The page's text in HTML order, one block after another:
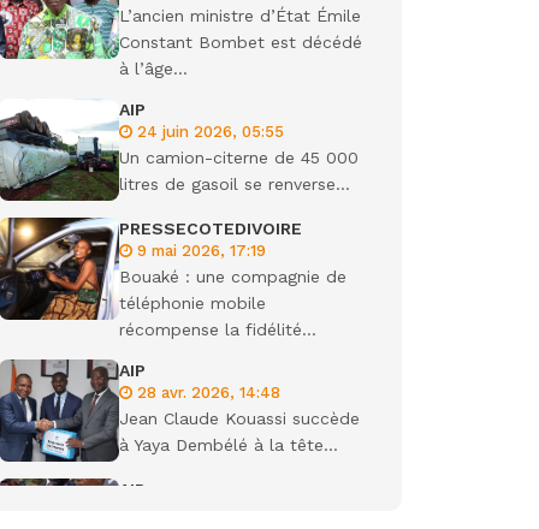
L’ancien ministre d’État Émile
Constant Bombet est décédé
à l’âge...
AIP
24 juin 2026, 05:55
Un camion-citerne de 45 000
litres de gasoil se renverse...
PRESSECOTEDIVOIRE
9 mai 2026, 17:19
Bouaké : une compagnie de
téléphonie mobile
récompense la fidélité...
AIP
28 avr. 2026, 14:48
Jean Claude Kouassi succède
à Yaya Dembélé à la tête...
AIP